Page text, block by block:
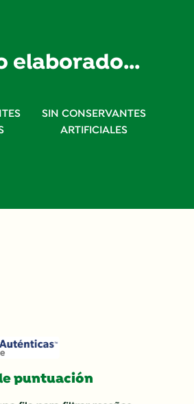
elaborado...
SIN CONSERVANTES
ARTIFICIALES
puntuación